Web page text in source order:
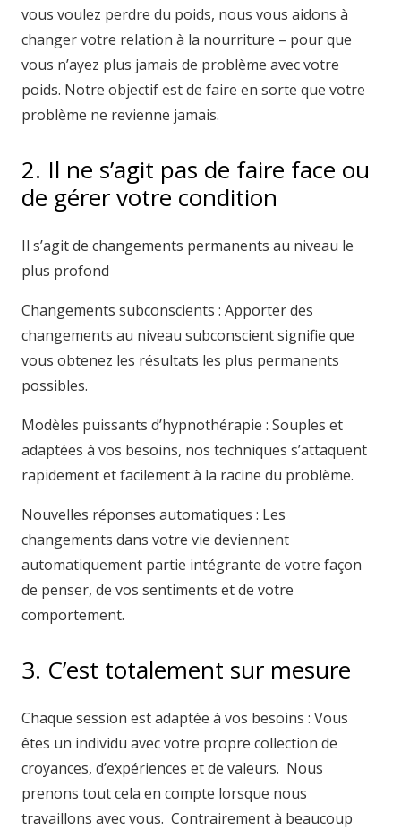
vous voulez perdre du poids, nous vous aidons à
changer votre relation à la nourriture – pour que
vous n’ayez plus jamais de problème avec votre
poids. Notre objectif est de faire en sorte que votre
problème ne revienne jamais.
2. Il ne s’agit pas de faire face ou
de gérer votre condition
Il s’agit de changements permanents au niveau le
plus profond
Changements subconscients : Apporter des
changements au niveau subconscient signifie que
vous obtenez les résultats les plus permanents
possibles.
Modèles puissants d’hypnothérapie : Souples et
adaptées à vos besoins, nos techniques s’attaquent
rapidement et facilement à la racine du problème.
Nouvelles réponses automatiques : Les
changements dans votre vie deviennent
automatiquement partie intégrante de votre façon
de penser, de vos sentiments et de votre
comportement.
3. C’est totalement sur mesure
Chaque session est adaptée à vos besoins : Vous
êtes un individu avec votre propre collection de
croyances, d’expériences et de valeurs. Nous
prenons tout cela en compte lorsque nous
travaillons avec vous. Contrairement à beaucoup